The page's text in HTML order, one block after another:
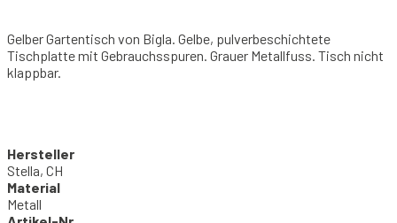
Gelber Gartentisch von Bigla. Gelbe, pulverbeschichtete
Tischplatte mit Gebrauchsspuren. Grauer Metallfuss. Tisch nicht
klappbar.
Hersteller
Stella, CH
Material
Metall